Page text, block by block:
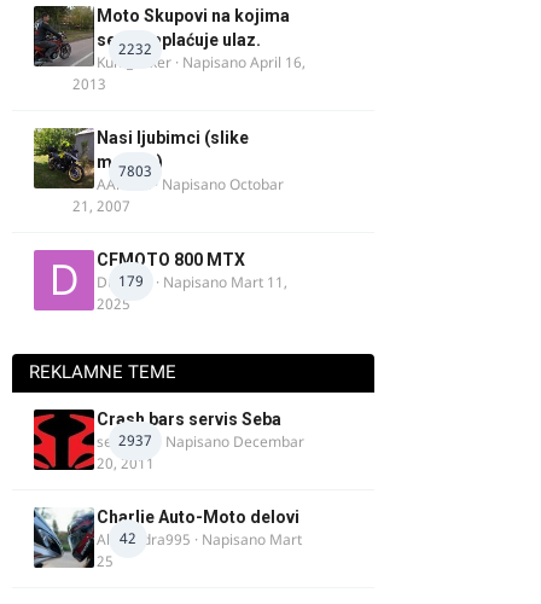
2232
Moto Skupovi na kojima
se ne naplaćuje ulaz.
Kum_Mixer · NapisanoApril 16,
2013
7803
Nasi ljubimci (slike
motora)
AArnold · NapisanoOctobar
21, 2007
179
CFMOTO 800 MTX
Duta_91 · Napisano Mart 11,
2025
REKLAMNE TEME
2937
Crash bars servis Seba
seba011 · Napisano Decembar
20, 2011
42
Charlie Auto-Moto delovi
Alexandra995 · Napisano Mart
25